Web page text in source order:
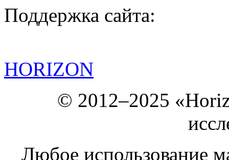
Поддержка сайта:
HORIZON
© 2012–2025
Любое использование